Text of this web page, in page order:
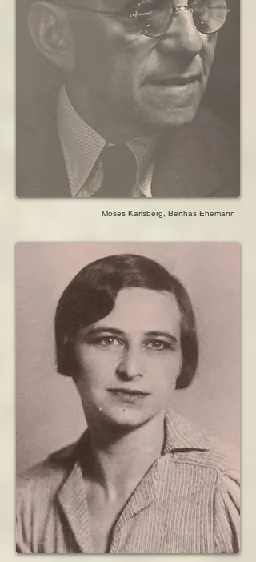
1935      Haftbefehl gegen Sohn Bernhard
wegen Hochverrats
1935      Flucht von Sohn Bernhard und Ehefrau
1935      Tod des Sohnes Ernst Karlsberg
1936      Haftbefehl gegen Schwiegertochter Ilse
wegen KPD-Mitgliedschaft
1936      Aberkennung der deutschen
Staatsbürgerschaft von Sohn Bernhard und
Ehefrau Ilse
1936      Auswanderung von Schwiegertochter
Nanette Karlsberg mit den beiden Kindern nach
1937      Flucht des Sohnes Bernhard in die
1938      Ehemann kündigt seine Posten als
Mitinhaber und Direktor seiner Firma
1938      Verteilung des Vermögens an die
Kinder und Geschwister
1938      Nichtinanspruchnahme des englischen
1938      Auswanderung in die Niederlande,
zusammen mit Ehemann Moses
1938      Emigration der Tochter Ilse mit ihrem
Ehemann nach Palästina
1940      Sohn Bernhard geht in den
niederländischen Untergrund
1940      Verhaftung der Schwiegertochter Ilse
1941      Die Kinder von Bernhard und Ilse
Karlsberg gehen in den Untergrund
1941      Ihre Schwester Alice wird mit ihrem
Ehemann nach Litzmannstadt verschleppt, das
weitere Schicksal ist unbekannt
1942      Verschleppung der Schwiegertochter
Ilse nach Theresienstadt
1943      Verhaftung und Verschleppung nach
Moses Karlsberg, Berthas Ehemann